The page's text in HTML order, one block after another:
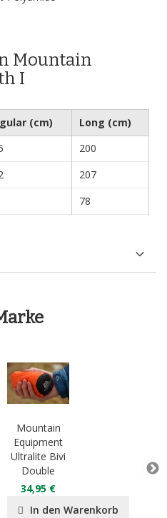
Mountain
I
(cm)
Long (cm)
200
207
78
Mountain
Equipment
Ultralite Bivi
Double
34,95 €
In den Warenkorb